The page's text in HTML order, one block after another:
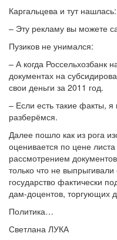
Каргальцева и тут нашлась:
– Эту рекламу вы можете
Пузиков не унимался:
– А когда Россельхозбанк
документах на
свои деньги за 2011 год.
– Если есть такие факты,
разберёмся.
Далее пошло как из рога
оценивается по цене
рассмотрением
только что не
государство фактически
дам-доцентов, торгующих
Политика…
Светлана ЛУКА